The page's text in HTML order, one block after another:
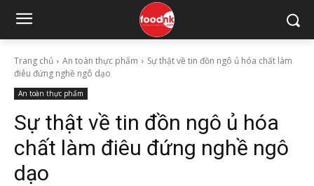
Trang chủ An toàn thực phẩm
Sự thật về tin đồn ngô ủ hóa chất làm
điêu đứng nghề ngô dạo
An toàn thực phẩm
Sự thật về tin đồn ngô ủ hóa
chất làm điêu đứng nghề ngô
dạo